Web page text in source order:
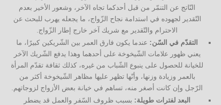
النّاتج عن التنمّر من قبل أحدكما تجاه الآخر، وشعور الأخير بعدم
التّقدير لجهوده في استدامة نجاح الزّواج، ما يجعله يهرب للبحث عن
الاحترام والتّقدير مع شريك آخر خارج إطار الزّواج.
التقدّم في السّن: عندما يكون فارق العمر بين الشّريكين كبيرًا، ما
يعني ظهور علامات الشّيخوخة على أحدهما وهذا يدفع الشّريك الآخر
للخيانة للحصول على ينبوع الشّباب من غيره، كذلك ثقافة تقدّم المرأة
بالعمر وزيادة وزنها، وأنّها تظهر عليها مظاهر الشّيخوخة أكثر من
الرّجل وإن كانت أصغر منه، تساهم في خيانة بعض الأزواج لزوجاتهم.
البعد لفترات طويلة: بسبب ظروف السّفر والعمل قد يضطر